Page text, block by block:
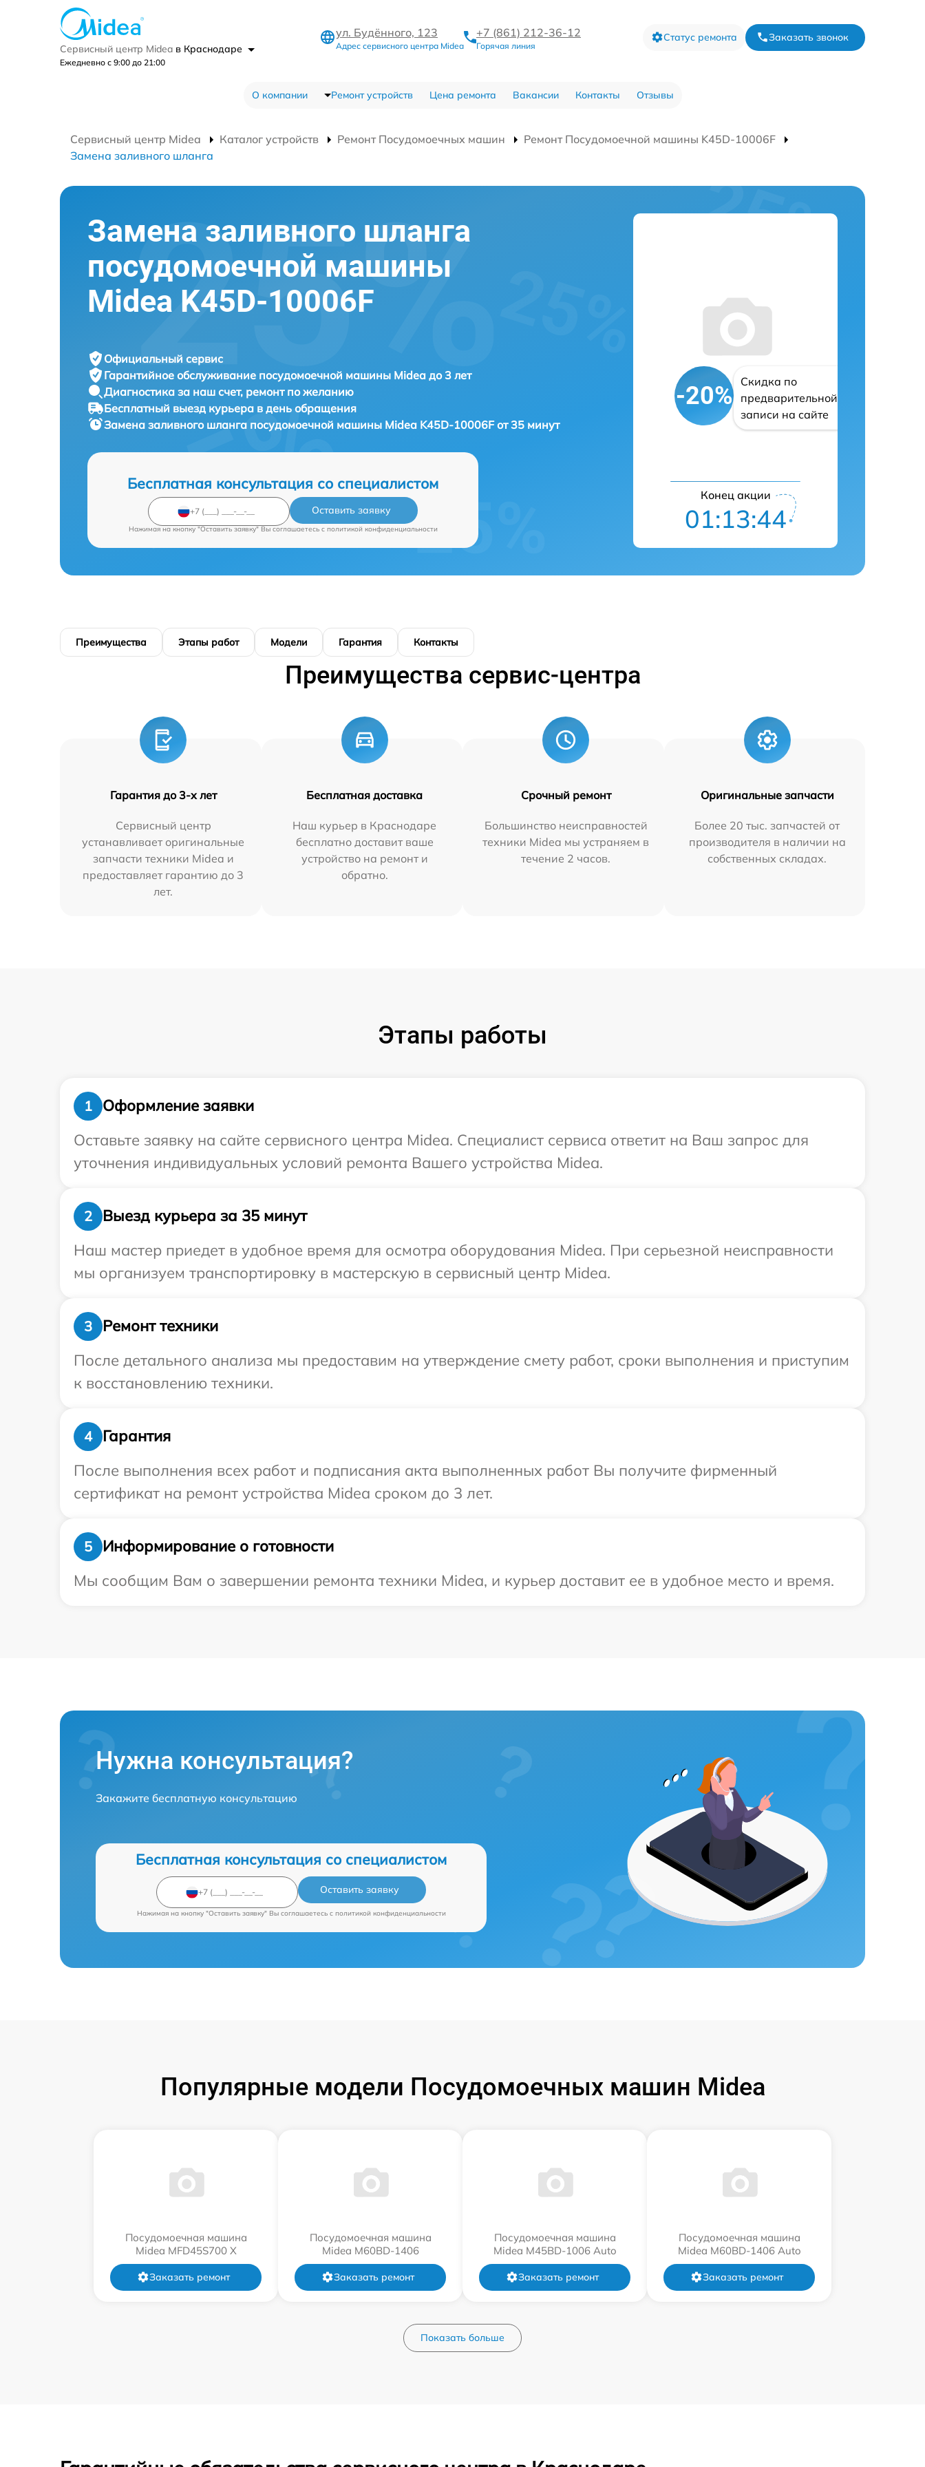
Сервисный центр Midea в Краснодаре
Ежедневно с 9:00 до 21:00
ул. Будённого, 123
Адрес сервисного центра Midea
+7 (861) 212-36-12
Горячая линия
Статус ремонта Заказать звонок
О компании Ремонт устройств Цена ремонта Вакансии Контакты Отзывы
Сервисный центр Midea Каталог устройств Ремонт Посудомоечных машин
Ремонт Посудомоечной машины K45D-10006F
Замена заливного шланга
Замена заливного шланга
посудомоечной машины
Midea K45D-10006F
Официальный сервис
Гарантийное обслуживание посудомоечной машины Midea до 3 лет
Диагностика за наш счет, ремонт по желанию
Бесплатный выезд курьера в день обращения
Замена заливного шланга посудомоечной машины Midea K45D-10006F от 35 минут
Бесплатная консультация со специалистом
Оставить заявку
Нажимая на кнопку "Оставить заявку" Вы соглашаетесь c политикой конфиденциальности
-20%
Скидка по
предварительной
записи на сайте
Конец акции
01:13:43
Преимущества Этапы работ Модели Гарантия Контакты
Преимущества сервис-центра
Гарантия до 3-х лет
Сервисный центр
устанавливает оригинальные
запчасти техники Midea и
предоставляет гарантию до 3
лет.
Бесплатная доставка
Наш курьер в Краснодаре
бесплатно доставит ваше
устройство на ремонт и
обратно.
Срочный ремонт
Большинство неисправностей
техники Midea мы устраняем в
течение 2 часов.
Оригинальные запчасти
Более 20 тыс. запчастей от
производителя в наличии на
собственных складах.
Этапы работы
1
Оформление заявки
Оставьте заявку на сайте сервисного центра Midea. Специалист сервиса ответит на Ваш запрос для
уточнения индивидуальных условий ремонта Вашего устройства Midea.
2
Выезд курьера за 35 минут
Наш мастер приедет в удобное время для осмотра оборудования Midea. При серьезной неисправности
мы организуем транспортировку в мастерскую в сервисный центр Midea.
3
Ремонт техники
После детального анализа мы предоставим на утверждение смету работ, сроки выполнения и приступим
к восстановлению техники.
4
Гарантия
После выполнения всех работ и подписания акта выполненных работ Вы получите фирменный
сертификат на ремонт устройства Midea сроком до 3 лет.
5
Информирование о готовности
Мы сообщим Вам о завершении ремонта техники Midea, и курьер доставит ее в удобное место и время.
Нужна консультация?
Закажите бесплатную консультацию
Бесплатная консультация со специалистом
Оставить заявку
Нажимая на кнопку "Оставить заявку" Вы соглашаетесь c политикой конфиденциальности
Популярные модели Посудомоечных машин Midea
Посудомоечная машина
Midea MFD45S700 X
Заказать ремонт
Посудомоечная машина
Midea M60BD-1406
Заказать ремонт
Посудомоечная машина
Midea M45BD-1006 Auto
Заказать ремонт
Посудомоечная машина
Midea M60BD-1406 Auto
Заказать ремонт
Показать больше